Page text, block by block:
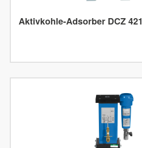
Aktivkohle-Adsorber DCZ 421